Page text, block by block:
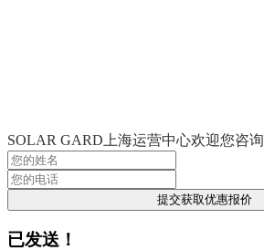
SOLAR GARD上海运营中心欢迎您咨询
提交获取优惠报价
已发送！